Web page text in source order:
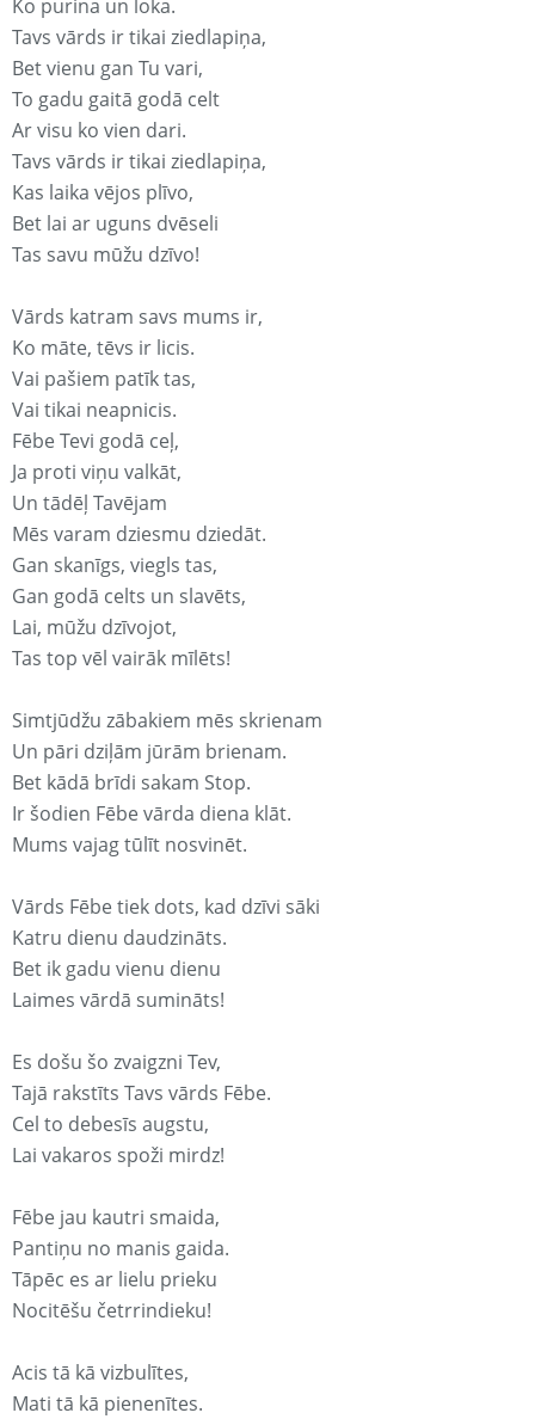
Ko purina un loka.
Tavs vārds ir tikai ziedlapiņa,
Bet vienu gan Tu vari,
To gadu gaitā godā celt
Ar visu ko vien dari.
Tavs vārds ir tikai ziedlapiņa,
Kas laika vējos plīvo,
Bet lai ar uguns dvēseli
Tas savu mūžu dzīvo!
Vārds katram savs mums ir,
Ko māte, tēvs ir licis.
Vai pašiem patīk tas,
Vai tikai neapnicis.
Fēbe Tevi godā ceļ,
Ja proti viņu valkāt,
Un tādēļ Tavējam
Mēs varam dziesmu dziedāt.
Gan skanīgs, viegls tas,
Gan godā celts un slavēts,
Lai, mūžu dzīvojot,
Tas top vēl vairāk mīlēts!
Simtjūdžu zābakiem mēs skrienam
Un pāri dziļām jūrām brienam.
Bet kādā brīdi sakam Stop.
Ir šodien Fēbe vārda diena klāt.
Mums vajag tūlīt nosvinēt.
Vārds Fēbe tiek dots, kad dzīvi sāki
Katru dienu daudzināts.
Bet ik gadu vienu dienu
Laimes vārdā sumināts!
Es došu šo zvaigzni Tev,
Tajā rakstīts Tavs vārds Fēbe.
Cel to debesīs augstu,
Lai vakaros spoži mirdz!
Fēbe jau kautri smaida,
Pantiņu no manis gaida.
Tāpēc es ar lielu prieku
Nocitēšu četrrindieku!
Acis tā kā vizbulītes,
Mati tā kā pienenītes.